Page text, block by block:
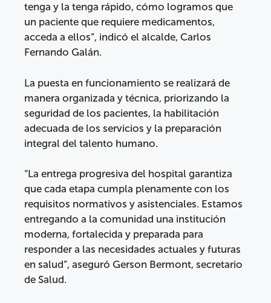
tenga y la tenga rápido, cómo logramos que
un paciente que requiere medicamentos,
acceda a ellos”, indicó el alcalde, Carlos
Fernando Galán.
La puesta en funcionamiento se realizará de
manera organizada y técnica, priorizando la
seguridad de los pacientes, la habilitación
adecuada de los servicios y la preparación
integral del talento humano.
“La entrega progresiva del hospital garantiza
que cada etapa cumpla plenamente con los
requisitos normativos y asistenciales. Estamos
entregando a la comunidad una institución
moderna, fortalecida y preparada para
responder a las necesidades actuales y futuras
en salud”, aseguró Gerson Bermont, secretario
de Salud.